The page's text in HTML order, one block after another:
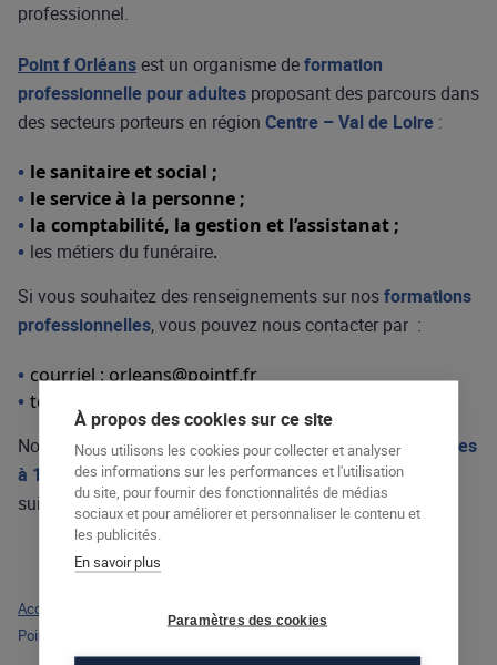
professionnel.
Point f Orléansest un organisme deformation
professionnelle pour adultes proposant des parcours dans
des secteurs porteurs en région Centre – Val de Loire :
le sanitaire et social ;
le service à la personne ;
la comptabilité, la gestion et l’assistanat ;
les métiers du funéraire.
Si vous souhaitez des renseignements sur nosformations
professionnelles, vous pouvez nous contacter par :
courriel : orleans@pointf.fr
téléphone : 02 38 55 10 24
Nous vous attendons le samedi 25 mars 2017de
9 heures
à 13 heurespourla journée Portes Ouvertesà l’adresse
suivante : Point f , 21 rue des Murlins, 45000 Orléans
Accueil
Point f Orléans a participé au forum de la formation de Pôle Emploi
À propos des cookies sur ce site
Nous utilisons les cookies pour collecter et analyser
des informations sur les performances et l'utilisation
du site, pour fournir des fonctionnalités de médias
sociaux et pour améliorer et personnaliser le contenu et
les publicités.
En savoir plus
Paramètres des cookies